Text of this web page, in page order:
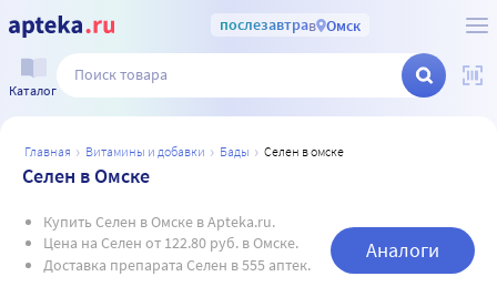
послезавтрав Омск
Каталог
главная витамины и добавки бады селен в омске
Селен в Омске
Купить Селен в Омске в Apteka.ru.
Цена на Селен от 122.80 руб. в Омске.
Доставка препарата Селен в 555 аптек.
Аналоги